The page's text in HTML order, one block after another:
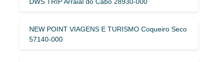
NEW POINT VIAGENS E TURISMO Coqueiro Seco
57140-000